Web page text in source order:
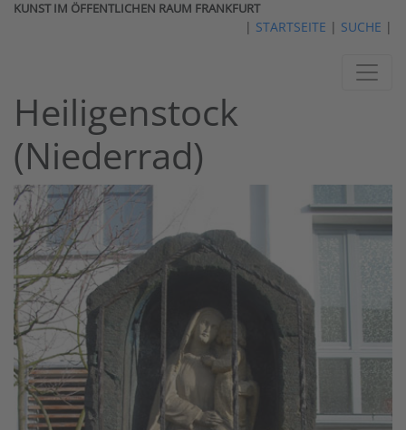
KUNST IM ÖFFENTLICHEN RAUM FRANKFURT
| STARTSEITE | SUCHE |
Heiligenstock
(Niederrad)